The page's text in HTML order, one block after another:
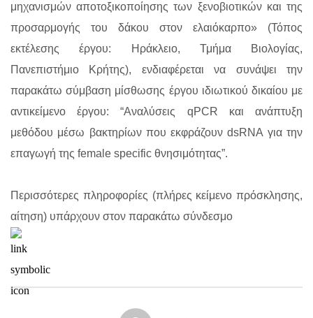
μηχανισμών αποτοξικοποίησης των ξενοβιοτικών και της
προσαρμογής του δάκου στον ελαιόκαρπο» (Τόπος
εκτέλεσης έργου: Ηράκλειο, Τμήμα Βιολογίας,
Πανεπιστήμιο Κρήτης), ενδιαφέρεται να συνάψει την
παρακάτω σύμβαση μίσθωσης έργου ιδιωτικού δικαίου με
αντικείμενο έργου: “Αναλύσεις qPCR και ανάπτυξη
μεθόδου μέσω βακτηρίων που εκφράζουν dsRNA για την
επαγωγή της female specific θνησιμότητας”.
Περισσότερες πληροφορίες (πλήρες κείμενο πρόσκλησης,
αίτηση) υπάρχουν στον παρακάτω σύνδεσμο